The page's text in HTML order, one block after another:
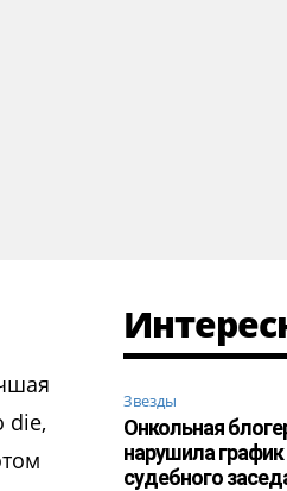
die,
Звезды
Онкольная
нарушила график
судебного